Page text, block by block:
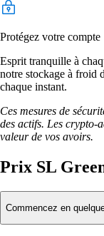
Protégez votre compte
Esprit tranquille à
notre stockage à froid
chaque instant.
Ces mesures de
des actifs. Les crypto-
valeur de vos avoirs.
Prix SL
Commencez en